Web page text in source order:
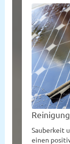
Sauberkeit
einen